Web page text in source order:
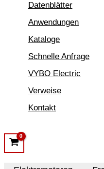
Datenblätter
Anwendungen
Kataloge
Schnelle Anfrage
VYBO Electric
Verweise
Kontakt